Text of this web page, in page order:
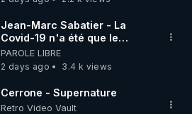
Jean-Marc Sabatier - La
Covid-19 n'a été que le
début - L'ARNm & l'ARNm-aa
jusqu où auront-t-il ?
PAROLE LIBRE
2 days ago
3.4 k views
Cerrone - Supernature
Retro Video Vault